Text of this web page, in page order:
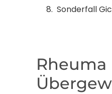
Sonderfall